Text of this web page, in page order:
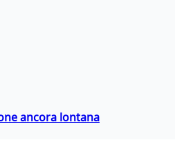
ancora lontana